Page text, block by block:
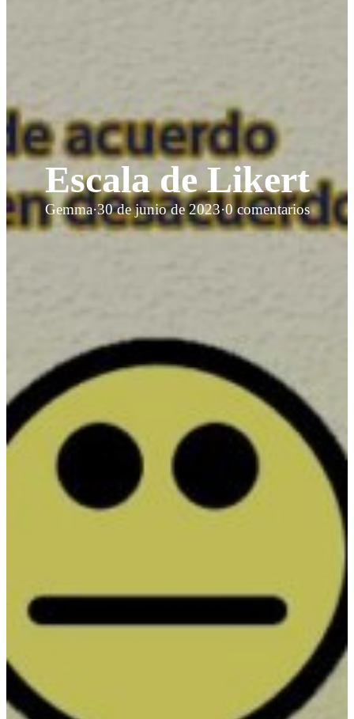
Escala de Likert
Gemma·30 de junio de 2023·0 comentarios